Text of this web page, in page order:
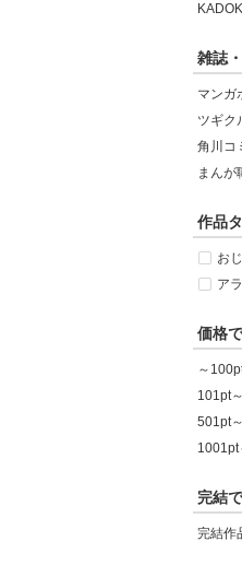
雑誌
マンガ
ツギク
角川コ
まんが
作品
お
ア
価格
～
101pt
501pt
1001pt
完結
完結作